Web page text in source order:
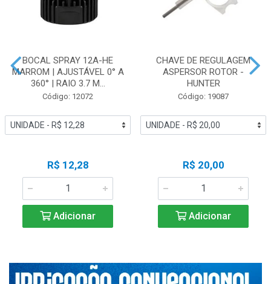
BOCAL SPRAY 12A-HE
MARROM | AJUSTÁVEL 0° A
360° | RAIO 3.7 M...
Código: 12072
R$ 12,28
Adicionar
CHAVE DE REGULAGEM
ASPERSOR ROTOR -
HUNTER
Código: 19087
R$ 20,00
Adicionar